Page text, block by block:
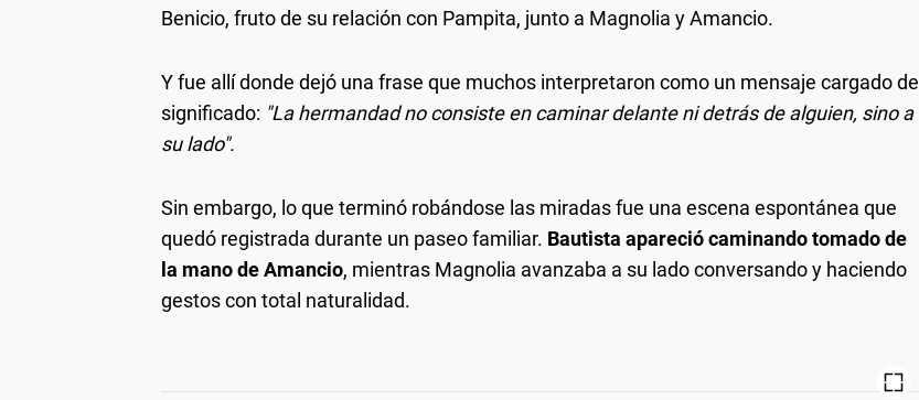
Benicio, fruto de su relación con Pampita, junto a Magnolia y Amancio.
Y fue allí donde dejó una frase que muchos interpretaron como un mensaje cargado de
significado: "La hermandad no consiste en caminar delante ni detrás de alguien, sino a
su lado".
Sin embargo, lo que terminó robándose las miradas fue una escena espontánea que
quedó registrada durante un paseo familiar. Bautista apareció caminando tomado de
la mano de Amancio, mientras Magnolia avanzaba a su lado conversando y haciendo
gestos con total naturalidad.